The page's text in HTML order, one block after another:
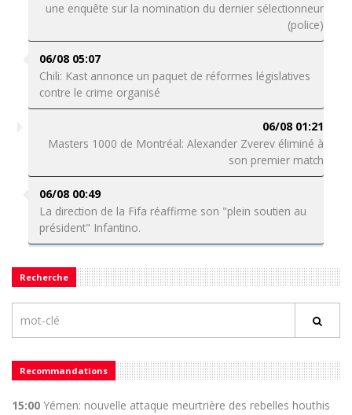
une enquête sur la nomination du dernier sélectionneur
(police)
06/08 05:07
Chili: Kast annonce un paquet de réformes législatives
contre le crime organisé
06/08 01:21
Masters 1000 de Montréal: Alexander Zverev éliminé à
son premier match
06/08 00:49
La direction de la Fifa réaffirme son "plein soutien au
président" Infantino.
Recherche
Recommandations
15:00 Yémen: nouvelle attaque meurtrière des rebelles houthis